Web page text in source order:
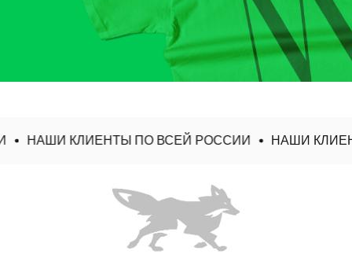
НАШИ КЛИЕНТЫ ПО ВСЕЙ РОССИИ НАШИ